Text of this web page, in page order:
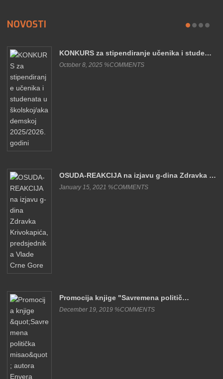
NOVOSTI
KONKURS za stipendiranje učenika i stude…
October 8, 2025 %COMMENTS
OSUDA-REAKCIJA na izjavu g-dina Zdravka …
January 15, 2021 %COMMENTS
Promocija knjige "Savremena politič…
December 19, 2019 %COMMENTS